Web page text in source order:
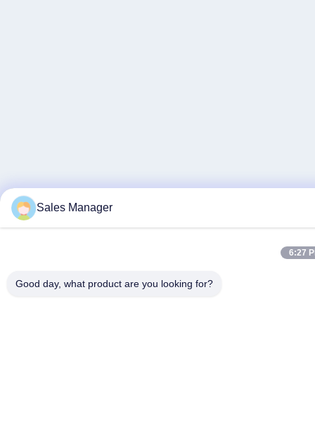
Sales Manager
6:27
Good day, what product are you looking for?